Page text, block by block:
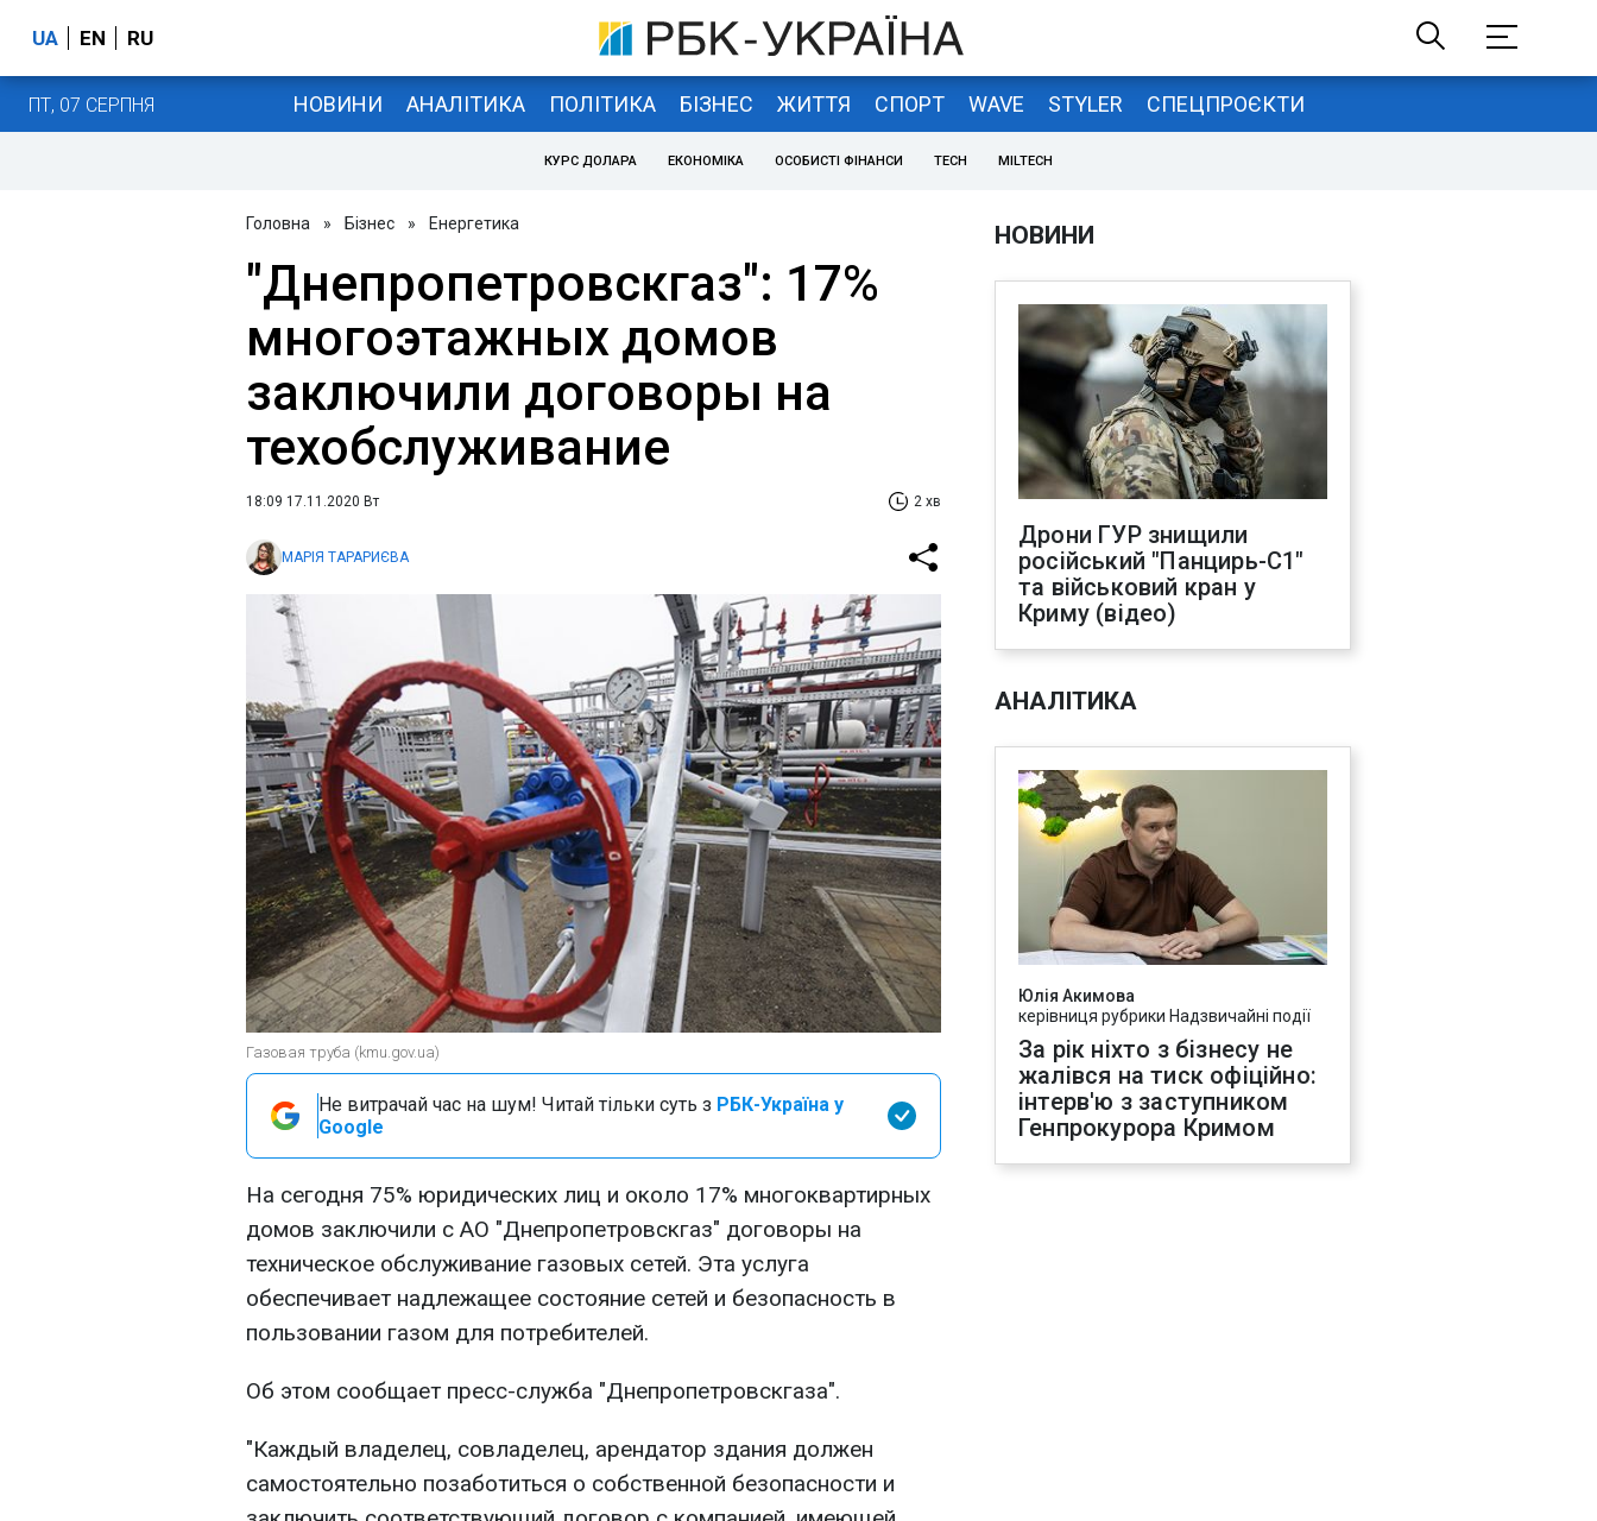
UA EN RU
ПТ, 07 СЕРПНЯ НОВИНИ АНАЛІТИКА ПОЛІТИКА БІЗНЕС ЖИТТЯ СПОРТ WAVE STYLER СПЕЦПРОЄКТИ
КУРС ДОЛАРА ЕКОНОМІКА ОСОБИСТІ ФІНАНСИ TECH MILTECH
Головна » Бізнес » Енергетика
"Днепропетровскгаз": 17%
многоэтажных домов
заключили договоры на
техобслуживание
18:09 17.11.2020 Вт 2 хв
МАРІЯ ТАРАРИЄВА
Газовая труба (kmu.gov.ua)
Не витрачай час на шум! Читай тільки суть з РБК-Україна у
Google
На сегодня 75% юридических лиц и около 17% многоквартирных
домов заключили с АО "Днепропетровскгаз" договоры на
техническое обслуживание газовых сетей. Эта услуга
обеспечивает надлежащее состояние сетей и безопасность в
пользовании газом для потребителей.
Об этом сообщает пресс-служба "Днепропетровскгаза".
"Каждый владелец, совладелец, арендатор здания должен
самостоятельно позаботиться о собственной безопасности и
НОВИНИ
Дрони ГУР знищили
російський "Панцирь-С1"
та військовий кран у
Криму (відео)
АНАЛІТИКА
Юлія Акимова
керівниця рубрики Надзвичайні події
За рік ніхто з бізнесу не
жалівся на тиск офіційно:
інтерв'ю з заступником
Генпрокурора Кримом